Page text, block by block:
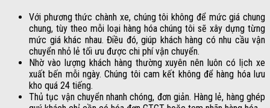
Với phương thức chành xe, chúng tôi không để mức giá chung
chung, tùy theo mỗi loại hàng hóa chúng tôi sẽ xây dựng từng
mức giá khác nhau. Điều đó, giúp khách hàng có nhu cầu vận
chuyển nhỏ lẻ tối ưu được chi phí vận chuyển.
Nhờ vào lượng khách hàng thường xuyên nên luôn có lịch xe
xuất bến mỗi ngày. Chúng tôi cam kết không để hàng hóa lưu
kho quá 24 tiếng.
Thủ tục vận chuyển nhanh chóng, đơn giản. Hàng lẻ, hàng ghép